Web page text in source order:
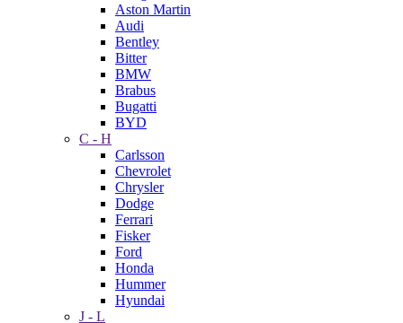
Aston Martin
Audi
Bentley
Bitter
BMW
Brabus
Bugatti
BYD
C - H
Carlsson
Chevrolet
Chrysler
Dodge
Ferrari
Fisker
Ford
Honda
Hummer
Hyundai
J - L